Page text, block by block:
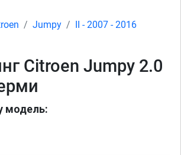
Jumpy
II - 2007 - 2016
Citroen Jumpy 2.0
модель: